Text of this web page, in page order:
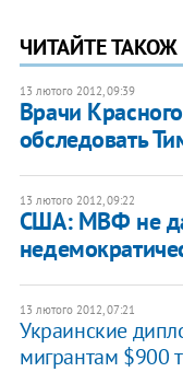
ЧИТАЙТЕ ТАКОЖ
13 лютого 2012, 09:39
Врачи
обследовать
13 лютого 2012, 09:22
США: МВФ не
13 лютого 2012, 07:21
Украинские
мигрантам $900